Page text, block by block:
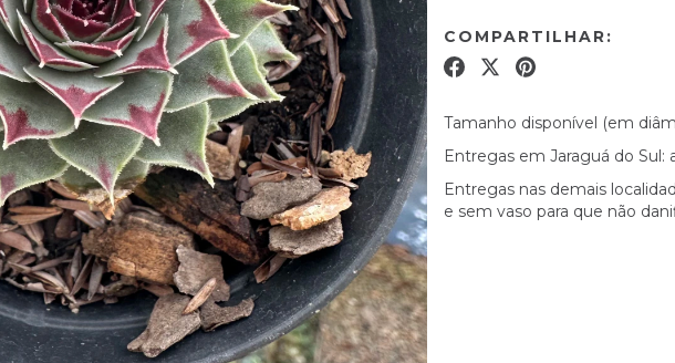
COMPARTILHAR:
Tamanho disponível (em
Entregas em Jaraguá do Sul:
Entregas nas demais
e sem vaso para que não